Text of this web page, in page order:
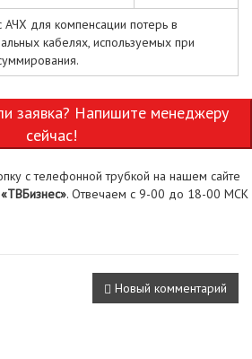
АЧХ для компенсации потерь в
кабелях, используемых при
сейчас!
с телефонной трубкой на нашем сайте
. Отвечаем с 9-00 до 18-00 МСК
Новый комментарий